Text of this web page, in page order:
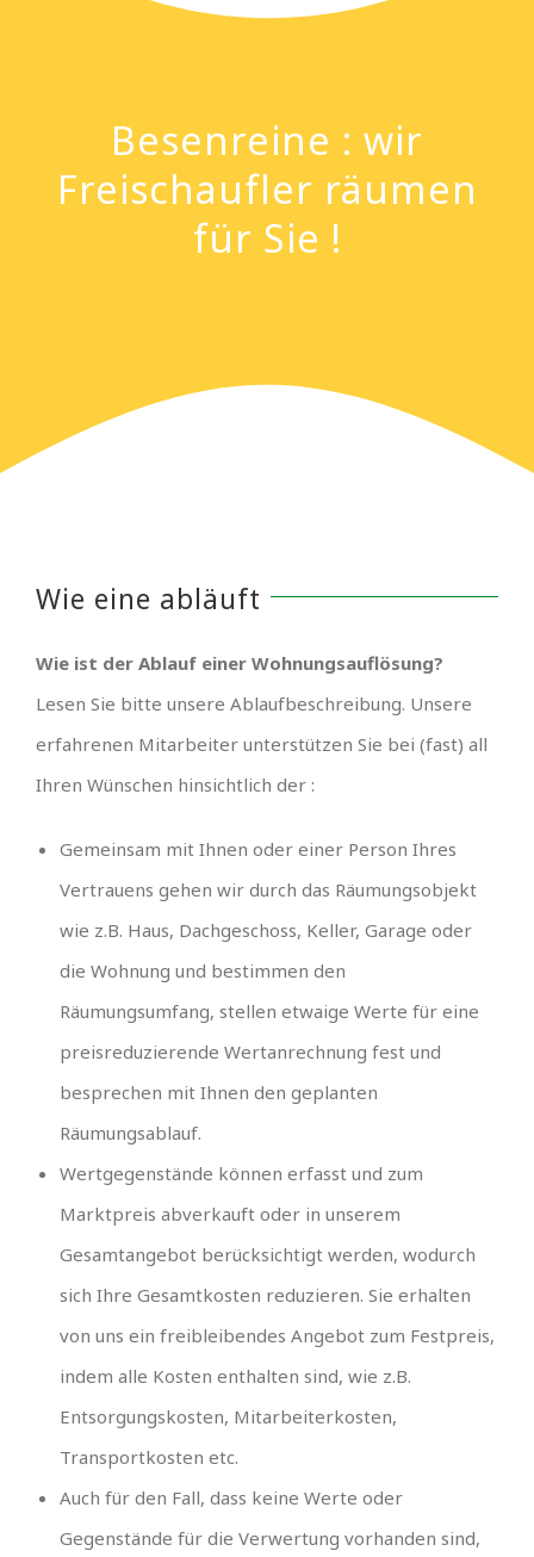
Besenreine : wir
Freischaufler räumen
für Sie !
Wie eine abläuft
Wie ist der Ablauf einer Wohnungsauflösung?
Lesen Sie bitte unsere Ablaufbeschreibung. Unsere
erfahrenen Mitarbeiter unterstützen Sie bei (fast) all
Ihren Wünschen hinsichtlich der :
Gemeinsam mit Ihnen oder einer Person Ihres
Vertrauens gehen wir durch das Räumungsobjekt
wie z.B. Haus, Dachgeschoss, Keller, Garage oder
die Wohnung und bestimmen den
Räumungsumfang, stellen etwaige Werte für eine
preisreduzierende Wertanrechnung fest und
besprechen mit Ihnen den geplanten
Räumungsablauf.
Wertgegenstände können erfasst und zum
Marktpreis abverkauft oder in unserem
Gesamtangebot berücksichtigt werden, wodurch
sich Ihre Gesamtkosten reduzieren. Sie erhalten
von uns ein freibleibendes Angebot zum Festpreis,
indem alle Kosten enthalten sind, wie z.B.
Entsorgungskosten, Mitarbeiterkosten,
Transportkosten etc.
Auch für den Fall, dass keine Werte oder
Gegenstände für die Verwertung vorhanden sind,